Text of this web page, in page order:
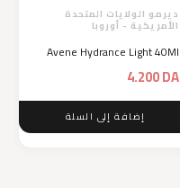
ديرمو الولايات المتحدة
الأمريكية - أوروبا
Avene Hydrance Light 40Ml
4.200DA
إضافة إلى السلة